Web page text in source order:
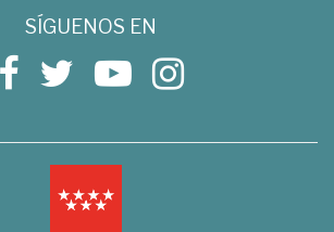
SÍGUENOS EN